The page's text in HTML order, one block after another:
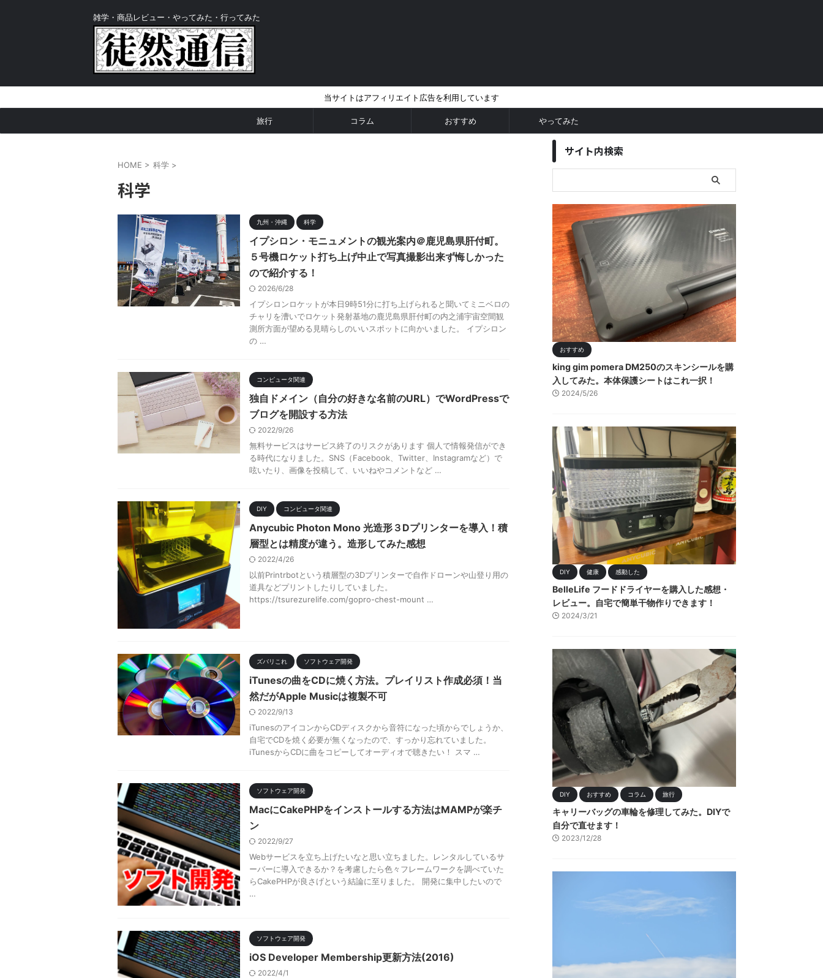
雑学・商品レビュー・やってみた・行ってみた
当サイトはアフィリエイト広告を利用しています
旅行 コラム おすすめ やってみた
HOME > 科学 >
科学
九州・沖縄 科学
イプシロン・モニュメントの観光案内＠鹿児島県肝付町。
５号機ロケット打ち上げ中止で写真撮影出来ず悔しかった
ので紹介する！
2026/6/28
イプシロンロケットが本日9時51分に打ち上げられると聞いてミニベロの
チャリを漕いでロケット発射基地の鹿児島県肝付町の内之浦宇宙空間観
測所方面が望める見晴らしのいいスポットに向かいました。 イプシロン
の …
コンピュータ関連
独自ドメイン（自分の好きな名前のURL）でWordPressで
ブログを開設する方法
2022/9/26
無料サービスはサービス終了のリスクがあります 個人で情報発信ができ
る時代になりました。SNS（Facebook、Twitter、Instagramなど）で
呟いたり、画像を投稿して、いいねやコメントなど …
DIY コンピュータ関連
Anycubic Photon Mono 光造形３Dプリンターを導入！積
層型とは精度が違う。造形してみた感想
2022/4/26
以前Printrbotという積層型の3Dプリンターで自作ドローンや山登り用の
道具などプリントしたりしていました。
https://tsurezurelife.com/gopro-chest-mount …
ズバリこれ ソフトウェア開発
iTunesの曲をCDに焼く方法。プレイリスト作成必須！当
然だがApple Musicは複製不可
2022/9/13
iTunesのアイコンからCDディスクから音符になった頃からでしょうか、
自宅でCDを焼く必要が無くなったので、すっかり忘れていました。
iTunesからCDに曲をコピーしてオーディオで聴きたい！ スマ …
ソフトウェア開発
MacにCakePHPをインストールする方法はMAMPが楽チ
ン
2022/9/27
Webサービスを立ち上げたいなと思い立ちました。レンタルしているサ
ーバーに導入できるか？を考慮したら色々フレームワークを調べていた
らCakePHPが良さげという結論に至りました。 開発に集中したいので
…
ソフトウェア開発
iOS Developer Membership更新方法(2016)
2022/4/1
サイト内検索
おすすめ
king gim pomera DM250のスキンシールを購
入してみた。本体保護シートはこれ一択！
2024/5/26
DIY 健康 感動した
BelleLife フードドライヤーを購入した感想・
レビュー。自宅で簡単干物作りできます！
2024/3/21
DIY おすすめ コラム 旅行
キャリーバッグの車輪を修理してみた。DIYで
自分で直せます！
2023/12/28